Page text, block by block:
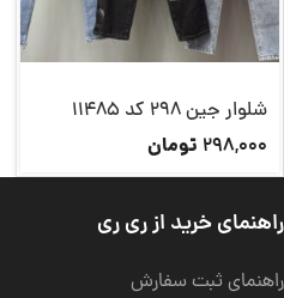
شلوار جین 298 کد 11485
298,000 تومان
راهنمای خرید از ری ری
راهنمای ثبت سفارش